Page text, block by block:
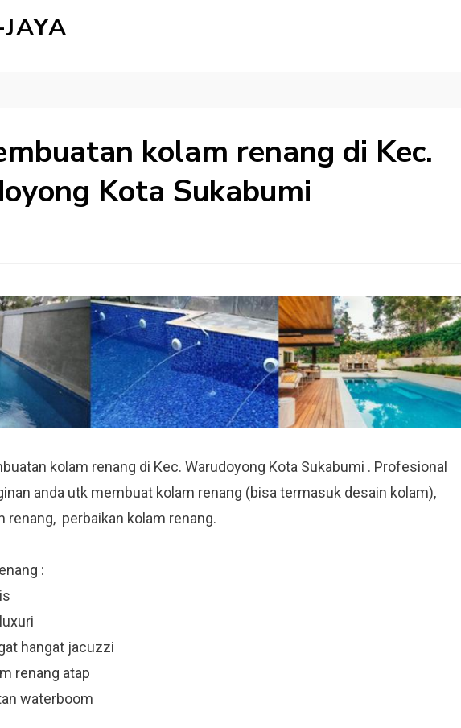
kolam renang di Kec.
Kota Sukabumi
kolam renang di Kec. Warudoyong Kota Sukabumi . Profesional
anda utk membuat kolam renang (bisa termasuk desain kolam),
renang, perbaikan kolam renang.
:
hangat jacuzzi
renang atap
waterboom